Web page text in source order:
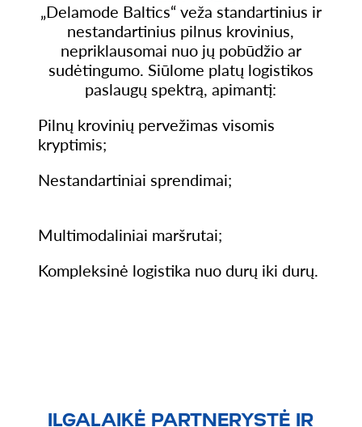
„Delamode Baltics“ veža standartinius ir
nestandartinius pilnus krovinius,
nepriklausomai nuo jų pobūdžio ar
sudėtingumo. Siūlome platų logistikos
paslaugų spektrą, apimantį:
Pilnų krovinių pervežimas visomis
kryptimis;
Nestandartiniai sprendimai;
Multimodaliniai maršrutai;
Kompleksinė logistika nuo durų iki durų.
ILGALAIKĖ PARTNERYSTĖ IR